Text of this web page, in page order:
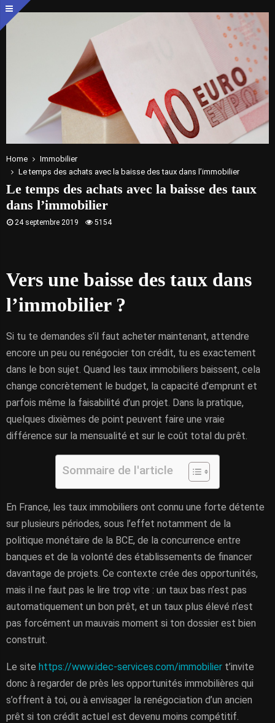
Home
Immobilier
Le temps des achats avec la baisse des taux dans l’immobilier
Le temps des achats avec la baisse des taux
dans l’immobilier
24 septembre 2019 5154
Vers une baisse des taux dans
l’immobilier ?
Si tu te demandes s’il faut acheter maintenant, attendre
encore un peu ou renégocier ton crédit, tu es exactement
dans le bon sujet. Quand les taux immobiliers baissent, cela
change concrètement le budget, la capacité d’emprunt et
parfois même la faisabilité d’un projet. Dans la pratique,
quelques dixièmes de point peuvent faire une vraie
différence sur la mensualité et sur le coût total du prêt.
Sommaire de l'article
En France, les taux immobiliers ont connu une forte détente
sur plusieurs périodes, sous l’effet notamment de la
politique monétaire de la BCE, de la concurrence entre
banques et de la volonté des établissements de financer
davantage de projets. Ce contexte crée des opportunités,
mais il ne faut pas le lire trop vite : un taux bas n’est pas
automatiquement un bon prêt, et un taux plus élevé n’est
pas forcément un mauvais moment si ton dossier est bien
construit.
Le site https://www.idec-services.com/immobilier t’invite
donc à regarder de près les opportunités immobilières qui
s’offrent à toi, ou à envisager la renégociation d’un ancien
prêt si ton crédit actuel est devenu moins compétitif.